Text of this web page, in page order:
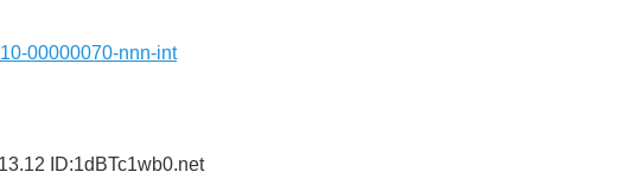
00000070-nnn-int
ID:1dBTc1wb0.net